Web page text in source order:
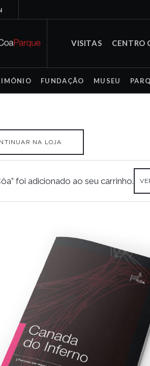
VISITAS CENTRO
FUNDAÇÃO MUSEU
NA LOJA
foi adicionado ao seu carrinho.